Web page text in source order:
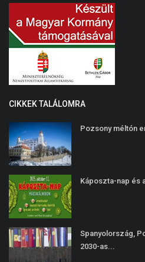
CIKKEK TALÁLOMRA
Pozsony méltón
Káposzta-nap és
Spanyolország,
2030-as...